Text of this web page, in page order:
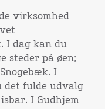
virksomhed
I dag kan du
steder på øen;
I
det fulde udvalg
I Gudhjem